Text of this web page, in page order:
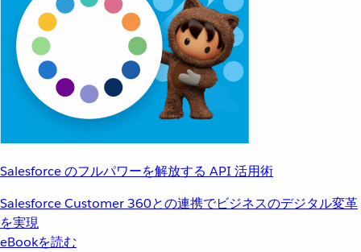
Salesforce のフルパワーを解放する API 活用術
Salesforce Customer 360との連携でビジネスのデジタル変革
を実現
eBookを読む